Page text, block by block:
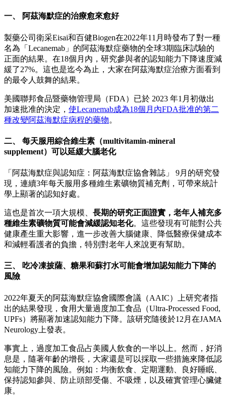
一、 阿茲海默症的治療愈來愈好
製藥公司衛采Eisai和百健Biogen在2022年11月時發布了對一種
名為「Lecanemab」的阿茲海默症藥物的全球3期臨床試驗的
正面的結果。在18個月內，研究參與者的認知能力下降速度減
緩了27%。這也是迄今為止，大家在阿茲海默症治療方面看到
的最令人鼓舞的結果。
美國聯邦食品暨藥物管理局（FDA）已於 2023 年1月初做出
加速批准的決定， 使Lecanemab成為18個月內FDA批准的第二
種改變阿茲海默症病程的藥物。
二、 每天服用綜合維生素（multivitamin-mineral
supplement）可以延緩大腦老化
「阿茲海默症與認知症：阿茲海默症協會雜誌」 9月的研究發
現，連續3年每天服用多種維生素礦物質補充劑，可帶來統計
學上顯著的認知好處。
這也是首次一項大規模、 長期的研究正面證實，老年人補充多
種維生素礦物質可能會減緩認知老化。這些發現有可能對公共
健康產生重大影響，進一步改善大腦健康、降低醫療保健成本
和減輕看護者的負擔，特別對老年人來說更有幫助。
三、 吃冷凍披薩、糖果和蘇打水可能會增加認知能力下降的
風險
2022年夏天的阿茲海默症協會國際會議（AAIC）上研究者指
出的結果發現，食用大量過度加工食品（Ultra-Processed Food,
UPFs）將顯著加速認知能力下降。該研究隨後於12月在JAMA
Neurology上發表。
事實上，過度加工食品占美國人飲食的一半以上。然而，好消
息是，隨著年齡的增長，大家還是可以採取一些措施來降低認
知能力下降的風險。例如：均衡飲食、定期運動、良好睡眠、
保持認知參與、防止頭部受傷、不吸煙，以及確實管理心臟健
康。